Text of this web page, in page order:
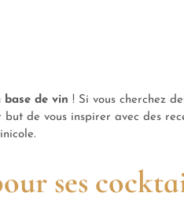
de vin ! Si vous cherchez
de vous inspirer avec des
ses